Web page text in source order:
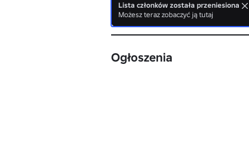
Informacje
Ogłoszenia
Lista członków została przeniesiona
Możesz teraz zobaczyć ją tutaj